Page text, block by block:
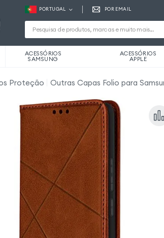
PORTUGAL POR EMAIL
ACESSÓRIOS
SAMSUNG
ACESSÓRIOS
APPLE
Proteção Outras Capas Folio para